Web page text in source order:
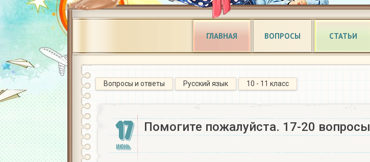
ГЛАВНАЯ ВОПРОСЫ СТАТЬИ
Вопросы и ответы Русский язык 10 - 11 класс
17
ИЮНЬ
Помогите пожалуйста. 17-20 вопросы